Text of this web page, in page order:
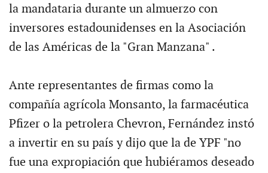
la mandataria durante un almuerzo con
inversores estadounidenses en la Asociación
de las Américas de la "Gran Manzana" .
Ante representantes de firmas como la
compañía agrícola Monsanto, la farmacéutica
Pfizer o la petrolera Chevron, Fernández instó
a invertir en su país y dijo que la de YPF "no
fue una expropiación que hubiéramos deseado